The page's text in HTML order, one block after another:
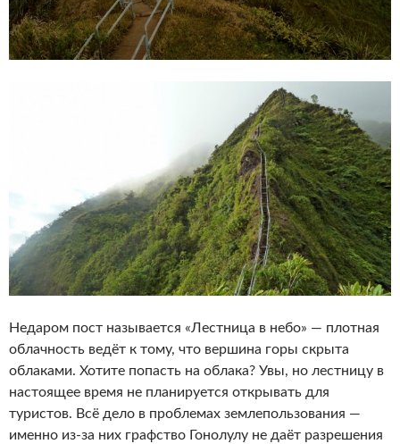
Недаром пост называется «Лестница в небо» — плотная
облачность ведёт к тому, что вершина горы скрыта
облаками. Хотите попасть на облака? Увы, но лестницу в
настоящее время не планируется открывать для
туристов. Всё дело в проблемах землепользования —
именно из-за них графство Гонолулу не даёт разрешения